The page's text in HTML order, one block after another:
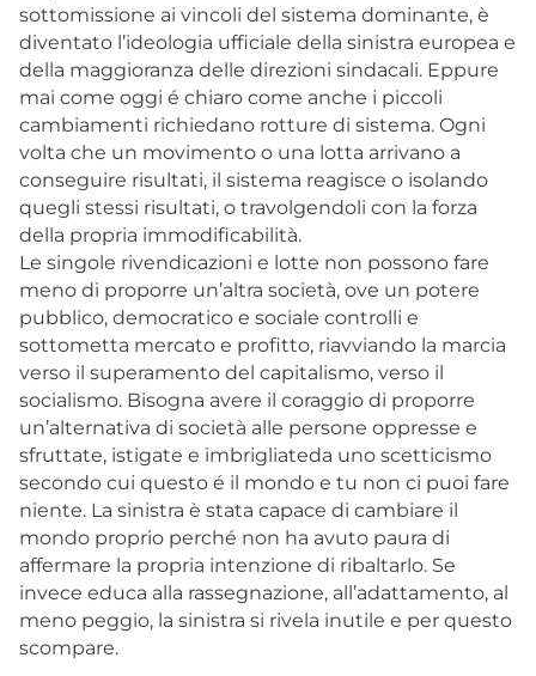
sottomissione ai vincoli del sistema dominante, è
diventato l’ideologia ufficiale della sinistra europea e
della maggioranza delle direzioni sindacali. Eppure
mai come oggi é chiaro come anche i piccoli
cambiamenti richiedano rotture di sistema. Ogni
volta che un movimento o una lotta arrivano a
conseguire risultati, il sistema reagisce o isolando
quegli stessi risultati, o travolgendoli con la forza
della propria immodificabilità.
Le singole rivendicazioni e lotte non possono fare
meno di proporre un’altra società, ove un potere
pubblico, democratico e sociale controlli e
sottometta mercato e profitto, riavviando la marcia
verso il superamento del capitalismo, verso il
socialismo. Bisogna avere il coraggio di proporre
un’alternativa di società alle persone oppresse e
sfruttate, istigate e imbrigliateda uno scetticismo
secondo cui questo é il mondo e tu non ci puoi fare
niente. La sinistra è stata capace di cambiare il
mondo proprio perché non ha avuto paura di
affermare la propria intenzione di ribaltarlo. Se
invece educa alla rassegnazione, all’adattamento, al
meno peggio, la sinistra si rivela inutile e per questo
scompare.